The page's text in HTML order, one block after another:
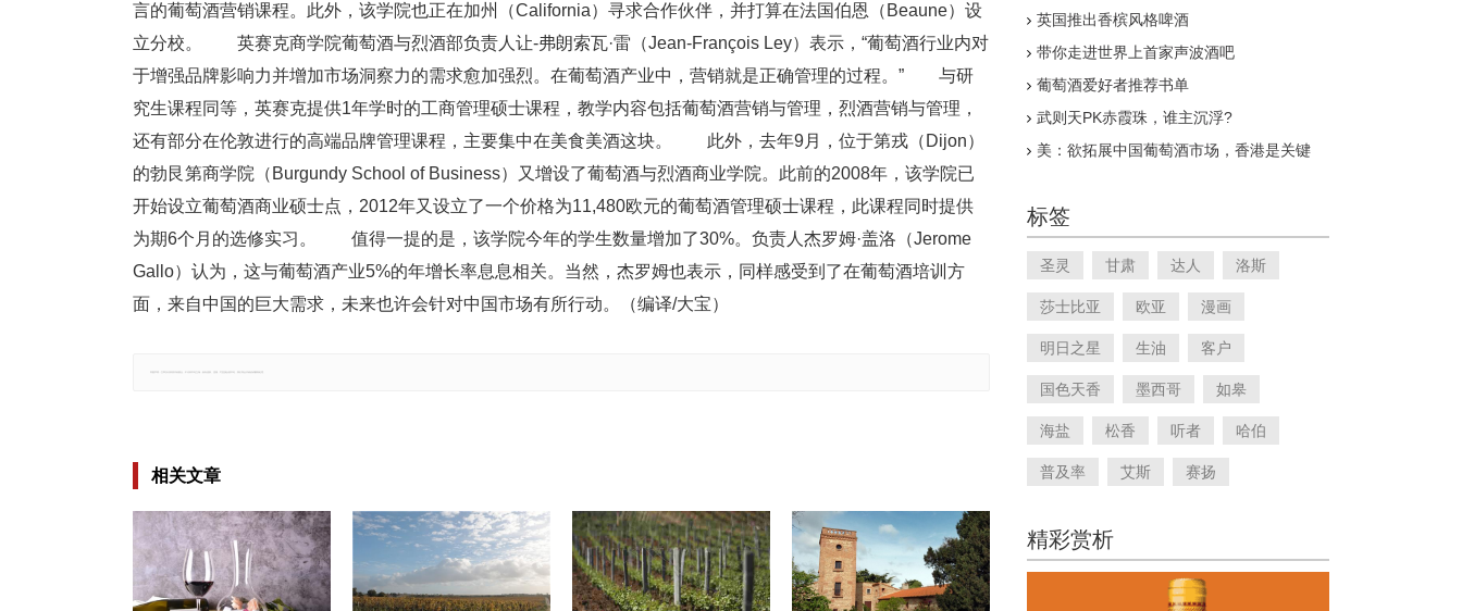
言的葡萄酒营销课程。此外，该学院也正在加州（California）寻求合作伙伴，并打算在法国伯恩（Beaune）设
立分校。 英赛克商学院葡萄酒与烈酒部负责人让-弗朗索瓦·雷（Jean-François Ley）表示，“葡萄酒行业内对
于增强品牌影响力并增加市场洞察力的需求愈加强烈。在葡萄酒产业中，营销就是正确管理的过程。” 与研
究生课程同等，英赛克提供1年学时的工商管理硕士课程，教学内容包括葡萄酒营销与管理，烈酒营销与管理，
还有部分在伦敦进行的高端品牌管理课程，主要集中在美食美酒这块。 此外，去年9月，位于第戎（Dijon）
的勃艮第商学院（Burgundy School of Business）又增设了葡萄酒与烈酒商业学院。此前的2008年，该学院已
开始设立葡萄酒商业硕士点，2012年又设立了一个价格为11,480欧元的葡萄酒管理硕士课程，此课程同时提供
为期6个月的选修实习。 值得一提的是，该学院今年的学生数量增加了30%。负责人杰罗姆·盖洛（Jerome
Gallo）认为，这与葡萄酒产业5%的年增长率息息相关。当然，杰罗姆也表示，同样感受到了在葡萄酒培训方
面，来自中国的巨大需求，未来也许会针对中国市场有所行动。（编译/大宝）
相关文章
英国推出香槟风格啤酒
带你走进世界上首家声波酒吧
葡萄酒爱好者推荐书单
武则天PK赤霞珠，谁主沉浮?
美：欲拓展中国葡萄酒市场，香港是关键
标签
圣灵 甘肃 达人 洛斯
莎士比亚 欧亚 漫画
明日之星 生油 客户
国色天香 墨西哥 如皋
海盐 松香 听者 哈伯
普及率 艾斯 赛扬
精彩赏析